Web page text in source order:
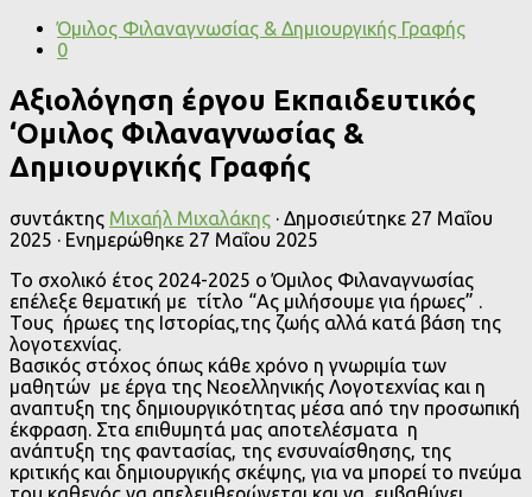
Όμιλος Φιλαναγνωσίας & Δημιουργικής Γραφής
0
Αξιολόγηση έργου Εκπαιδευτικός
‘Ομιλος Φιλαναγνωσίας &
Δημιουργικής Γραφής
συντάκτης Μιχαήλ Μιχαλάκης · Δημοσιεύτηκε 27 Μαΐου
2025 · Ενημερώθηκε 27 Μαΐου 2025
Το σχολικό έτος 2024-2025 ο Όμιλος Φιλαναγνωσίας
επέλεξε θεματική με τίτλο “Ας μιλήσουμε για ήρωες” .
Τους ήρωες της Ιστορίας,της ζωής αλλά κατά βάση της
λογοτεχνίας.
Βασικός στόχος όπως κάθε χρόνο η γνωριμία των
μαθητών με έργα της Νεοελληνικής Λογοτεχνίας και η
αναπτυξη της δημιουργικότητας μέσα από την προσωπική
έκφραση. Στα επιθυμητά μας αποτελέσματα η
ανάπτυξη της φαντασίας, της ενσυναίσθησης, της
κριτικής και δημιουργικής σκέψης, για να μπορεί το πνεύμα